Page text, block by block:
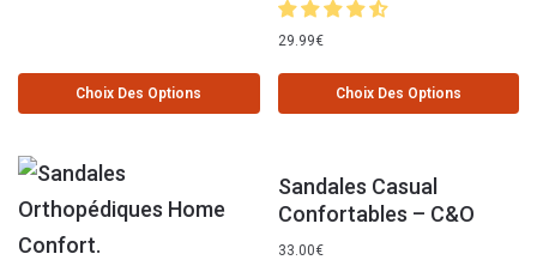
Choix Des Options
29.99€
Choix Des Options
Sandales Casual
Confortables – C&O
33.00€